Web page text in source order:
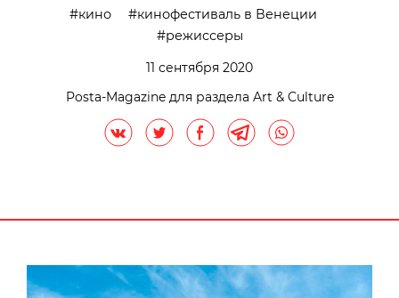
кино
кинофестиваль в Венеции
режиссеры
11 сентября 2020
Posta-Magazine для раздела Art & Culture